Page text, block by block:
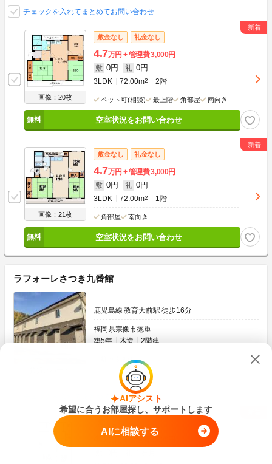
チェックを入れてまとめてお問い合わせ
画像：20枚
敷金なし 礼金なし
4.7万円 管理費3,000円
敷 0円 礼 0円
3LDK 72.00m2 2階
ペット可(相談) 最上階 角部屋 南向き
空室状況をお問い合わせ
画像：21枚
敷金なし 礼金なし
4.7万円 管理費3,000円
敷 0円 礼 0円
3LDK 72.00m2 1階
角部屋 南向き
空室状況をお問い合わせ
ラフォーレさつき九番館
鹿児島線 教育大前駅 徒歩16分
福岡県宗像市徳重
築5年
木造 2階建
駐車場あり
チェックを入れてまとめてお問い合わせ
4.1 管理費
AIアシスト
希望に合うお部屋探し、サポートします
AIに相談する